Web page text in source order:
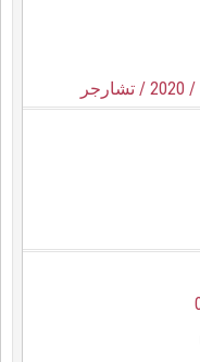
/ 2020
/ تشارجر